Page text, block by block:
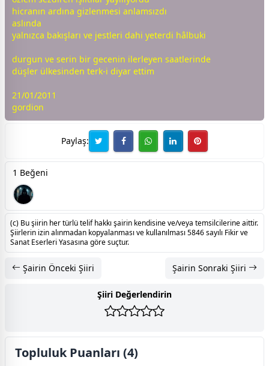
hicranın ardına gizlenmesi anlamsızdı
aslında
yalnızca bakışları ve jestleri dahi yeterdi hâlbuki
durgun ve serin bir gecenin ilerleyen saatlerinde
düşler ülkesinden terk-i diyar ettim
21/01/2011
gordion
Paylaş:
1 Beğeni
(c) Bu şiirin her türlü telif hakkı şairin kendisine ve/veya temsilcilerine aittir.
Şiirlerin izin alınmadan kopyalanması ve kullanılması 5846 sayılı Fikir ve
Sanat Eserleri Yasasına göre suçtur.
Şairin Önceki Şiiri Şairin Sonraki Şiiri
Şiiri Değerlendirin
Topluluk Puanları (4)